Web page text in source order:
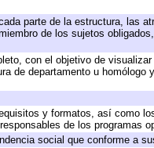
parte de la estructura, las
de los sujetos
con el objetivo de
de departamento u homólogo
y formatos, así como
de los programas
social que conforme a